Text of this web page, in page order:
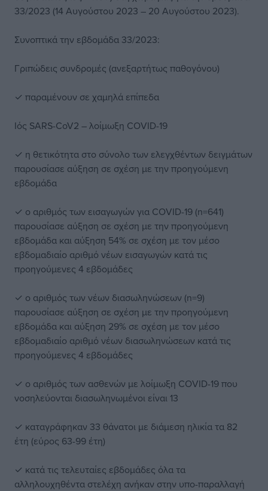
33/2023 (14 Αυγούστου 2023 – 20 Αυγούστου 2023).
Συνοπτικά την εβδομάδα 33/2023:
Γριπώδεις συνδρομές (ανεξαρτήτως παθογόνου)
✓ παραμένουν σε χαμηλά επίπεδα
Ιός SARS-CoV2 – λοίμωξη COVID-19
✓ η θετικότητα στο σύνολο των ελεγχθέντων δειγμάτων
παρουσίασε αύξηση σε σχέση με την προηγούμενη
εβδομάδα
✓ ο αριθμός των εισαγωγών για COVID-19 (n=641)
παρουσίασε αύξηση σε σχέση με την προηγούμενη
εβδομάδα και αύξηση 54% σε σχέση με τον μέσο
εβδομαδιαίο αριθμό νέων εισαγωγών κατά τις
προηγούμενες 4 εβδομάδες
✓ ο αριθμός των νέων διασωληνώσεων (n=9)
παρουσίασε αύξηση σε σχέση με την προηγούμενη
εβδομάδα και αύξηση 29% σε σχέση με τον μέσο
εβδομαδιαίο αριθμό νέων διασωληνώσεων κατά τις
προηγούμενες 4 εβδομάδες
✓ ο αριθμός των ασθενών με λοίμωξη COVID-19 που
νοσηλεύονται διασωληνωμένοι είναι 13
✓ καταγράφηκαν 33 θάνατοι με διάμεση ηλικία τα 82
έτη (εύρος 63-99 έτη)
✓ κατά τις τελευταίες εβδομάδες όλα τα
αλληλουχηθέντα στελέχη ανήκαν στην υπο-παραλλαγή